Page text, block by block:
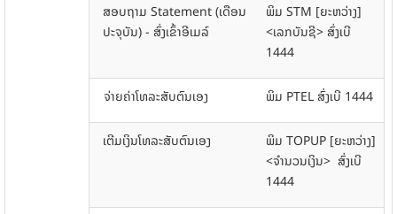
ສອບຖາມ Statement (ເດືອນ
ປະຈຸບັນ) - ສົ່ງເຂົ້າອີເມລ໌
ພິມ STM [ຍະຫວ່າງ]
<ເລກບັນຊີ> ສົ່ງເບີ
1444
ຈ່າຍຄ່າໂທລະສັບຕົນເອງ ພິມ PTEL ສົ່ງເບີ 1444
ເຕີມເງິນໂທລະສັບຕົນເອງ
ພິມ TOPUP [ຍະຫວ່າງ]
<ຈໍານວນເງິນ> ສົ່ງເບີ
1444